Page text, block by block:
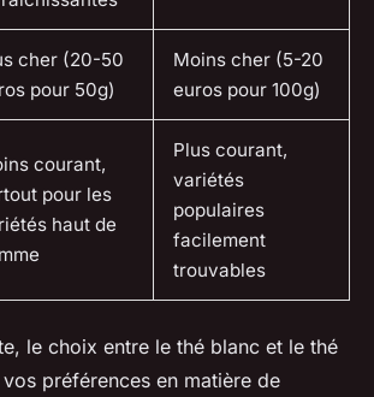
cher (20-50
pour 50g)
Moins cher (5-20
euros pour 100g)
courant,
pour les
haut de
Plus courant,
variétés
populaires
facilement
trouvables
le choix entre le thé blanc et le thé
préférences en matière de